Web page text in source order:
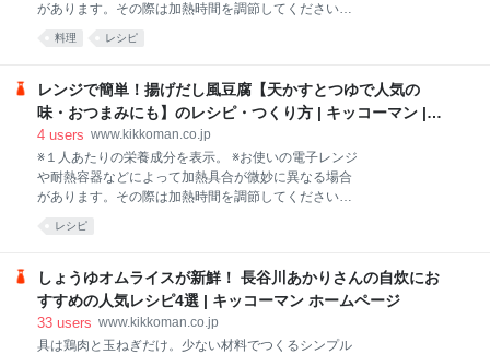
があります。その際は加熱時間を調節してください。
栄養計算値は３人分とした場合の値です。
料理 レシピ
レンジで簡単！揚げだし風豆腐【天かすとつゆで人気の
味・おつまみにも】のレシピ・つくり方 | キッコーマン |
ホームクッキング
4 users www.kikkoman.co.jp
※１人あたりの栄養成分を表示。 ※お使いの電子レンジ
や耐熱容器などによって加熱具合が微妙に異なる場合
があります。その際は加熱時間を調節してください。
レシピ
しょうゆオムライスが新鮮！ 長谷川あかりさんの自炊にお
すすめの人気レシピ4選 | キッコーマン ホームページ
33 users www.kikkoman.co.jp
具は鶏肉と玉ねぎだけ。少ない材料でつくるシンプル